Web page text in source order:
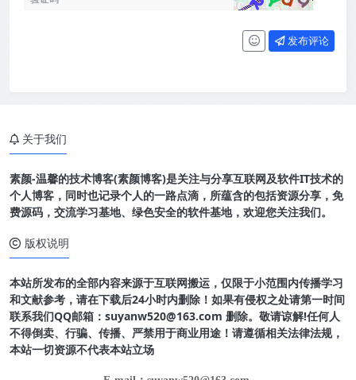
发布评论
关于我们
素颜-温馨的技术博客(素颜博客)是关注与分享互联网及软件IT技术的
个人博客，同时也记录个人的一路点滴，所蕴含的包括资源分享，免
费源码，交流学习基地、绿色安全的软件基地，欢迎您关注我们。
版权说明
本站所发布的全部内容来源于互联网搬运，仅限于小范围内传播学习
和文献参考，请在下载后24小时内删除！如果有侵权之处请第一时间
联系我们QQ邮箱：suyanw520@163.com 删除。敬请谅解!任何人
不得倒卖、行骗、传播、严禁用于商业用途！请遵循相关法律法规，
本站一切资源不代表本站立场